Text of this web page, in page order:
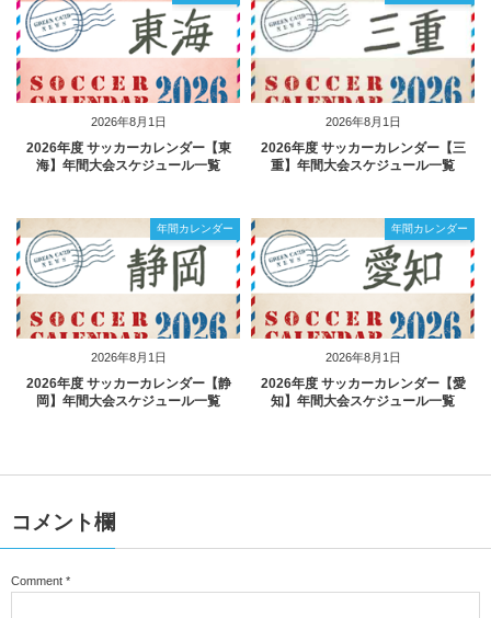
2026年8月1日
2026年度 サッカーカレンダー【東
海】年間大会スケジュール一覧
2026年8月1日
2026年度 サッカーカレンダー【三
重】年間大会スケジュール一覧
2026年8月1日
年間カレンダー
2026年度 サッカーカレンダー【静
岡】年間大会スケジュール一覧
2026年8月1日
年間カレンダー
2026年度 サッカーカレンダー【愛
知】年間大会スケジュール一覧
コメント欄
Comment *